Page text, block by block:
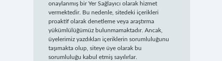
onaylanmış bir Yer Sağlayıcı olarak hizmet
vermektedir. Bu nedenle, sitedeki içerikleri
proaktif olarak denetleme veya araştırma
yükümlülüğümüz bulunmamaktadır. Ancak,
üyelerimiz yazdıkları içeriklerin sorumluluğunu
taşımakta olup, siteye üye olarak bu
sorumluluğu kabul etmiş sayılırlar.